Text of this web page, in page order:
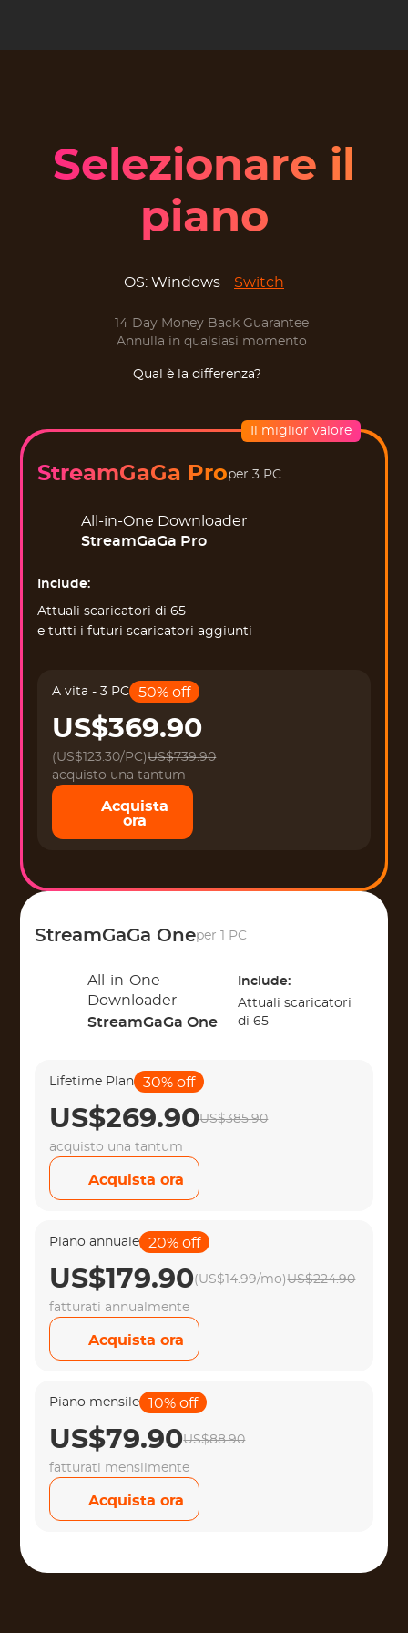
Selezionare il
piano
OS: Windows Switch
14-Day Money Back Guarantee
Annulla in qualsiasi momento
Qual è la differenza?
Il miglior valore
StreamGaGa Proper 3 PC
All-in-One Downloader
StreamGaGa Pro
Include:
Attuali scaricatori di 65
e tutti i futuri scaricatori aggiunti
A vita - 3 PC 50% off
US$369.90
(US$123.30/PC)US$739.90
acquisto una tantum
Acquista
ora
StreamGaGa Oneper 1 PC
All-in-One
Downloader
StreamGaGa One
Include:
Attuali scaricatori
di 65
Lifetime Plan 30% off
US$269.90US$385.90
acquisto una tantum
Acquista ora
Piano annuale 20% off
US$179.90(US$14.99/mo)US$224.90
fatturati annualmente
Acquista ora
Piano mensile 10% off
US$79.90US$88.90
fatturati mensilmente
Acquista ora